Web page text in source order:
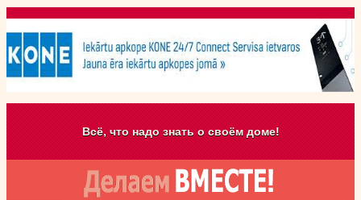
Всё, что надо знать о своём доме!